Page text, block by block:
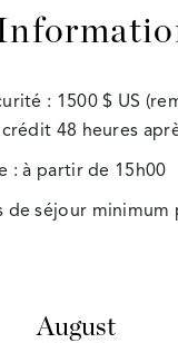
: 1500 $ US
48 heures
: à partir de 15h00
de séjour minimum
August